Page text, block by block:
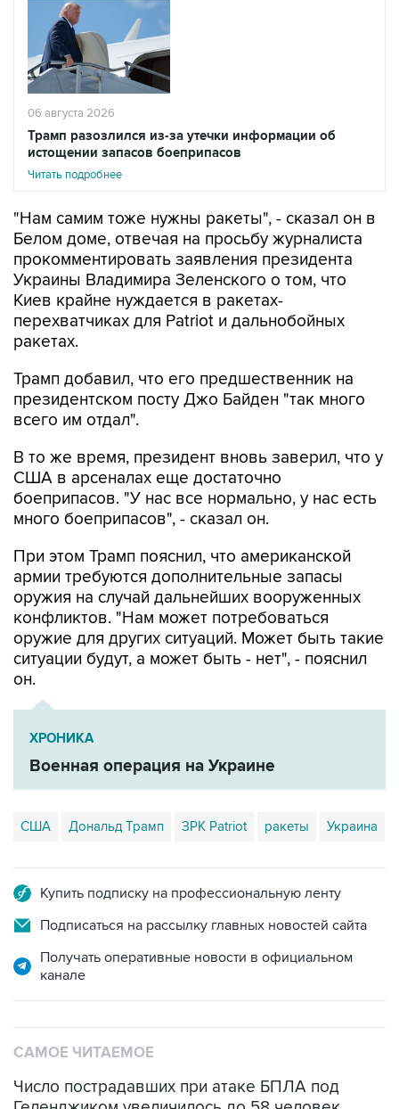
06 августа 2026
Трамп разозлился из-за утечки информации об
истощении запасов боеприпасов
Читать подробнее
"Нам самим тоже нужны ракеты", - сказал он в
Белом доме, отвечая на просьбу журналиста
прокомментировать заявления президента
Украины Владимира Зеленского о том, что
Киев крайне нуждается в ракетах-
перехватчиках для Patriot и дальнобойных
ракетах.
Трамп добавил, что его предшественник на
президентском посту Джо Байден "так много
всего им отдал".
В то же время, президент вновь заверил, что у
США в арсеналах еще достаточно
боеприпасов. "У нас все нормально, у нас есть
много боеприпасов", - сказал он.
При этом Трамп пояснил, что американской
армии требуются дополнительные запасы
оружия на случай дальнейших вооруженных
конфликтов. "Нам может потребоваться
оружие для других ситуаций. Может быть такие
ситуации будут, а может быть - нет", - пояснил
он.
ХРОНИКА
Военная операция на Украине
США Дональд Трамп ЗРК Patriot ракеты Украина
Купить подписку на профессиональную ленту
Подписаться на рассылку главных новостей сайта
Получать оперативные новости в официальном
канале
САМОЕ ЧИТАЕМОЕ
Число пострадавших при атаке БПЛА под